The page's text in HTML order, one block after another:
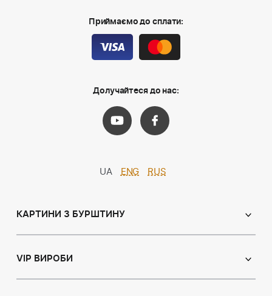
Приймаємо до сплати:
Долучайтеся до нас:
UA ENG RUS
КАРТИНИ З БУРШТИНУ
Іменні ікони
VIP ВИРОБИ